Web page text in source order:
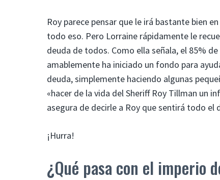
Roy parece pensar que le irá bastante bien
todo eso. Pero Lorraine rápidamente le
deuda de todos. Como ella señala, el 85%
amablemente ha iniciado un fondo para
deuda, simplemente haciendo algunas
«hacer de la vida del Sheriff Roy Tillman un
asegura de decirle a Roy que sentirá todo el
¡Hurra!
¿Qué pasa con el imperio